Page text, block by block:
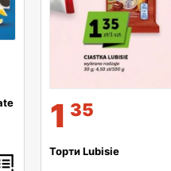
1 35
Торти Lubisie